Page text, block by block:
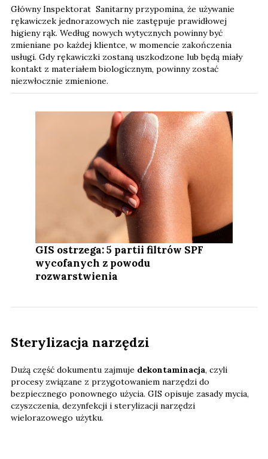
Główny Inspektorat Sanitarny przypomina, że używanie
rękawiczek jednorazowych nie zastępuje prawidłowej
higieny rąk. Według nowych wytycznych powinny być
zmieniane po każdej klientce, w momencie zakończenia
usługi. Gdy rękawiczki zostaną uszkodzone lub będą miały
kontakt z materiałem biologicznym, powinny zostać
niezwłocznie zmienione.
GIS ostrzega: 5 partii filtrów SPF
wycofanych z powodu
rozwarstwienia
Sterylizacja narzędzi
Dużą część dokumentu zajmuje dekontaminacja, czyli
procesy związane z przygotowaniem narzędzi do
bezpiecznego ponownego użycia. GIS opisuje zasady mycia,
czyszczenia, dezynfekcji i sterylizacji narzędzi
wielorazowego użytku.